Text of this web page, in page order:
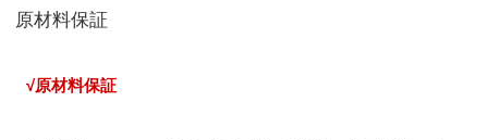
原材料保証
√原材料保証